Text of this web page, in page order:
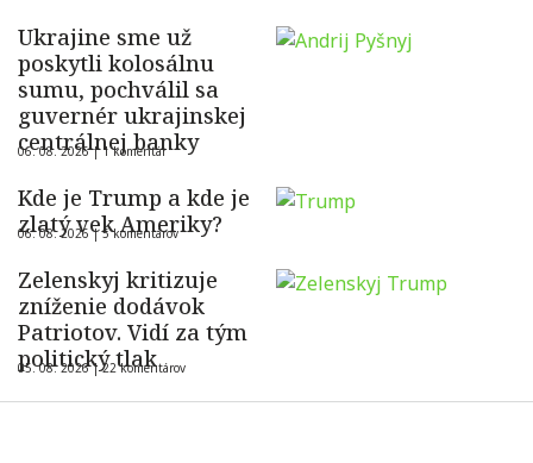
Ukrajine sme už
poskytli kolosálnu
sumu, pochválil sa
guvernér ukrajinskej
centrálnej banky
06. 08. 2026 |1 komentár
Kde je Trump a kde je
zlatý vek Ameriky?
06. 08. 2026 |5 komentárov
Zelenskyj kritizuje
zníženie dodávok
Patriotov. Vidí za tým
politický tlak
05. 08. 2026 |22 komentárov